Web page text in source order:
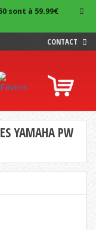
sont à 59.99€
CONTACT
YAMAHA PW